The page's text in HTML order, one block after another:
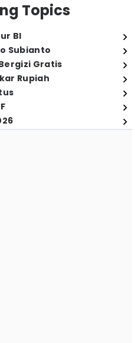
Topics
BI
Subianto
Gratis
Rupiah